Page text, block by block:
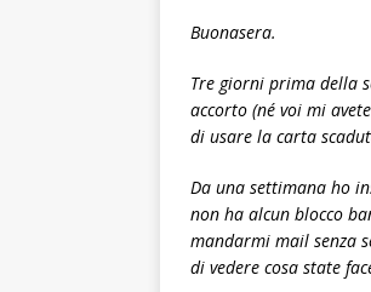
Buonasera.
Tre giorni prima della
accorto (né voi mi
di usare la carta
Da una settimana ho
non ha alcun blocco
mandarmi mail senza
di vedere cosa state